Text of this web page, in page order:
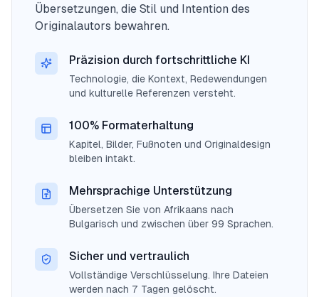
Übersetzungen, die Stil und Intention des
Originalautors bewahren.
Präzision durch fortschrittliche KI
Technologie, die Kontext, Redewendungen
und kulturelle Referenzen versteht.
100% Formaterhaltung
Kapitel, Bilder, Fußnoten und Originaldesign
bleiben intakt.
Mehrsprachige Unterstützung
Übersetzen Sie von Afrikaans nach
Bulgarisch und zwischen über 99 Sprachen.
Sicher und vertraulich
Vollständige Verschlüsselung. Ihre Dateien
werden nach 7 Tagen gelöscht.